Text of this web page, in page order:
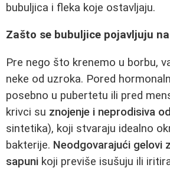
bubuljica i fleka koje ostavljaju.
Zašto se bubuljice pojavljuju
Pre nego što krenemo u borbu,
neke od uzroka. Pored
posebno u pubertetu ili pred
krivci su znojenje i neprodisiva
sintetika), koji stvaraju idealno
bakterije. Neodgovarajući gelovi
sapuni koji previše isušuju ili